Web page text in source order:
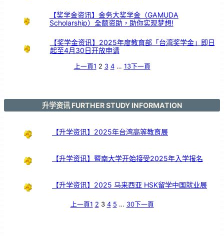
【奖学金资讯】金务大奖学金（GAMUDA
Scholarship）全额资助，助你实现梦想!
【奖学金资讯】2025年度教育部「台湾奖学金」即日
起至4月30日开放申请
上一頁1 2 3 4 … 13下一頁
升学资讯 FURTHER STUDY INFORMATION
【升学资讯】2025年台湾高等教育展
【升学资讯】暨南大学开始接受2025年入学报名
【升学资讯】2025 马来西亚 HSK留学中国就业展
上一頁1 2 3 4 5 … 30下一頁